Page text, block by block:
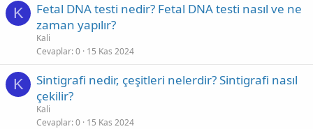
K
Fetal DNA testi nedir? Fetal DNA testi nasıl ve ne
zaman yapılır?
Kali
Cevaplar 0 15 Kas 2024
K
Sintigrafi nedir, çeşitleri nelerdir? Sintigrafi nasıl
çekilir?
Kali
Cevaplar 0 15 Kas 2024